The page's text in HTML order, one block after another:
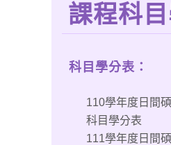
課程科
科目學分表：
110學年度日間
科目學分表
111學年度日間